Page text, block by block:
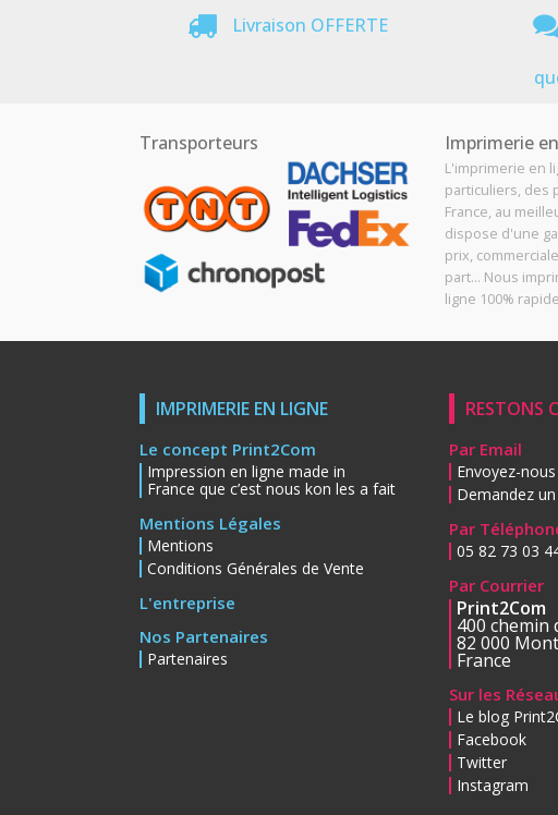
Livraison OFFERTE
Transporteurs Imprimerie
L'imprimerie en
particuliers, des
France, au
dispose d'une
prix,
part... Nous
ligne 100%
IMPRIMERIE EN LIGNE
Le concept Print2Com
Impression en ligne made in
France que c’est nous kon les a fait
Mentions Légales
Mentions
Conditions Générales de Vente
L'entreprise
Nos Partenaires
Partenaires
RESTONS
Par Email
Envoyez-
Demandez
Par
05 82 73 03
Par Courrier
Print2Com
400 chemin
82 000
France
Sur les
Le blog
Facebook
Twitter
Instagram